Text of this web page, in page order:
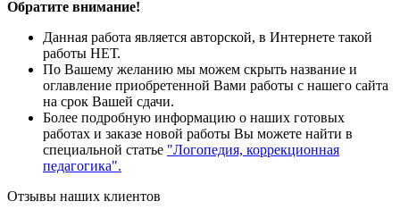
Обратите внимание!
Данная работа является авторской, в Интернете такой
работы НЕТ.
По Вашему желанию мы можем скрыть название и
оглавление приобретенной Вами работы с нашего сайта
на срок Вашей сдачи.
Более подробную информацию о наших готовых
работах и заказе новой работы Вы можете найти в
специальной статье "Логопедия, коррекционная
педагогика".
Отзывы наших клиентов